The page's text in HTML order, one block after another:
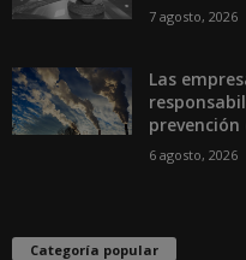
7 agosto, 2026
Las
6 agosto, 2026
Categoría popular